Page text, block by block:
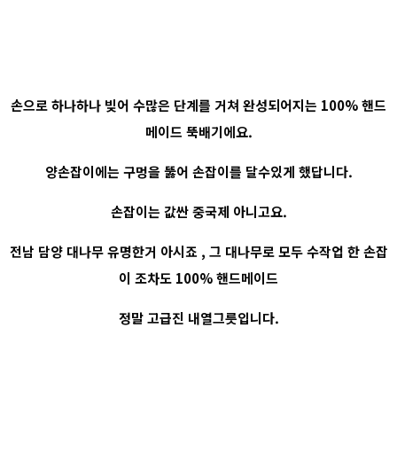
손으로 하나하나 빚어 수많은 단계를 거쳐 완성되어지는 100% 핸드
메이드 뚝배기에요.
양손잡이에는 구멍을 뚫어 손잡이를 달수있게 했답니다.
손잡이는 값싼 중국제 아니고요.
전남 담양 대나무 유명한거 아시죠 , 그 대나무로 모두 수작업 한 손잡
이 조차도 100% 핸드메이드
정말 고급진 내열그릇입니다.